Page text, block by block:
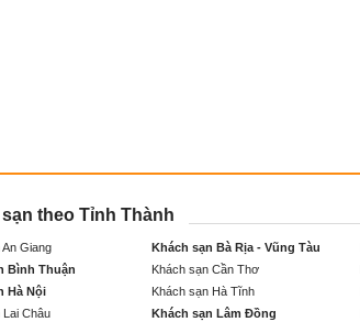
theo Tỉnh Thành
An Giang Khách sạn Bà Rịa - Vũng Tàu
Bình Thuận
Khách sạn Cần Thơ
Hà Nội
Khách sạn Hà Tĩnh
Lai Châu
Khách sạn Lâm Đồng